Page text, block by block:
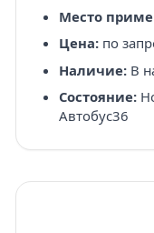
Место
Цена:по
Наличие:В
Состояние:
Автобус36